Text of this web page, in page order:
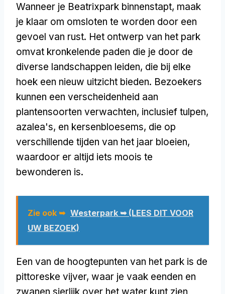
Wanneer je Beatrixpark binnenstapt, maak
je klaar om omsloten te worden door een
gevoel van rust. Het ontwerp van het park
omvat kronkelende paden die je door de
diverse landschappen leiden, die bij elke
hoek een nieuw uitzicht bieden. Bezoekers
kunnen een verscheidenheid aan
plantensoorten verwachten, inclusief tulpen,
azalea's, en kersenbloesems, die op
verschillende tijden van het jaar bloeien,
waardoor er altijd iets moois te
bewonderen is.
Zie ook ➥ Westerpark ➥ (LEES DIT VOOR
UW BEZOEK)
Een van de hoogtepunten van het park is de
pittoreske vijver, waar je vaak eenden en
zwanen sierlijk over het water kunt zien